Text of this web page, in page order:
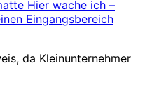
Hier wache ich –
Eingangsbereich
da Kleinunternehmer